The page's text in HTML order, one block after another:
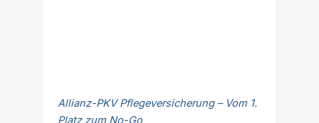
Allianz-PKV Pflegeversicherung – Vom 1.